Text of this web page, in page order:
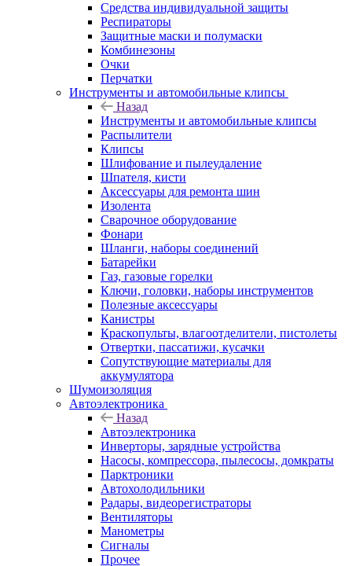
Средства индивидуальной защиты
Респираторы
Защитные маски и полумаски
Комбинезоны
Очки
Перчатки
Инструменты и автомобильные клипсы
Назад
Инструменты и автомобильные клипсы
Распылители
Клипсы
Шлифование и пылеудаление
Шпателя, кисти
Аксессуары для ремонта шин
Изолента
Сварочное оборудование
Фонари
Шланги, наборы соединений
Батарейки
Газ, газовые горелки
Ключи, головки, наборы инструментов
Полезные аксессуары
Канистры
Краскопульты, влагоотделители, пистолеты
Отвертки, пассатижи, кусачки
Сопутствующие материалы для
аккумулятора
Шумоизоляция
Автоэлектроника
Назад
Автоэлектроника
Инверторы, зарядные устройства
Насосы, компрессора, пылесосы, домкраты
Парктроники
Автохолодильники
Радары, видеорегистраторы
Вентиляторы
Манометры
Сигналы
Прочее